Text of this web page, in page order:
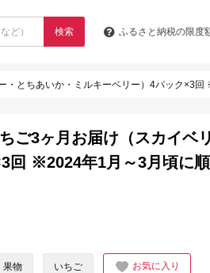
検索 ふるさと納税の限度
いか・ミルキーベリー）4パック×3回 ※2024年1月
ご3ヶ月お届け（スカイベ
回 ※2024年1月～3月頃に
果物 いちご お気に入り